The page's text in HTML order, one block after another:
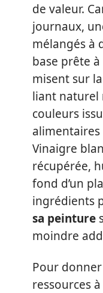
de valeur.
journaux,
mélangés à
base prête
misent sur
liant naturel
couleurs
alimentaires
Vinaigre
récupérée,
fond d’un
ingrédients
sa peinture
moindre
Pour
ressources